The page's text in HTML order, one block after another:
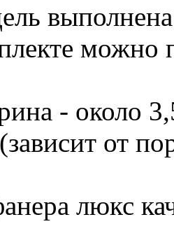
можно
- около
от
люкс